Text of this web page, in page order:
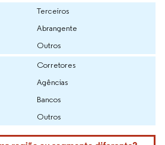
Terceiros
Abrangente
Outros
Corretores
Agências
Bancos
Outros